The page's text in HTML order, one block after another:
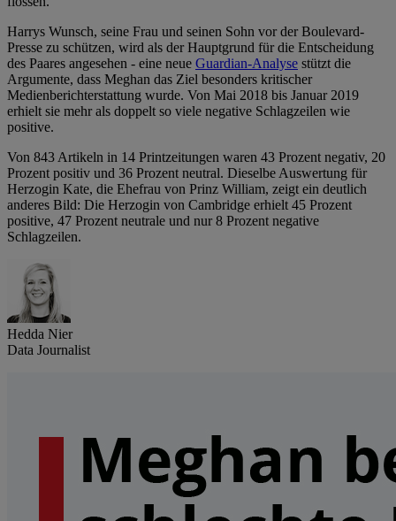
Harrys Wunsch, seine Frau und seinen Sohn vor der Boulevard-
Presse zu schützen, wird als der Hauptgrund für die Entscheidung
des Paares angesehen - eine neue Guardian-Analyse stützt die
Argumente, dass Meghan das Ziel besonders kritischer
Medienberichterstattung wurde. Von Mai 2018 bis Januar 2019
erhielt sie mehr als doppelt so viele negative Schlagzeilen wie
positive.
Von 843 Artikeln in 14 Printzeitungen waren 43 Prozent negativ, 20
Prozent positiv und 36 Prozent neutral. Dieselbe Auswertung für
Herzogin Kate, die Ehefrau von Prinz William, zeigt ein deutlich
anderes Bild: Die Herzogin von Cambridge erhielt 45 Prozent
positive, 47 Prozent neutrale und nur 8 Prozent negative
Schlagzeilen.
Hedda Nier
Data Journalist